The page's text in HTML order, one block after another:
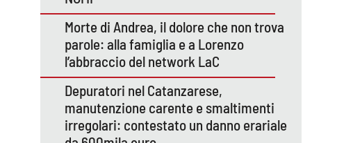
Morte di Andrea, il dolore che non trova
parole: alla famiglia e a Lorenzo
l’abbraccio del network LaC
Depuratori nel Catanzarese,
manutenzione carente e smaltimenti
irregolari: contestato un danno erariale